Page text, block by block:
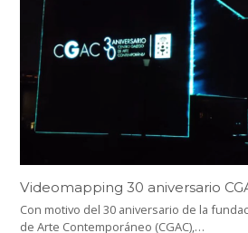
Videomapping 30 aniversario
Con motivo del 30 aniversario de la
de Arte Contemporáneo (CGAC),…